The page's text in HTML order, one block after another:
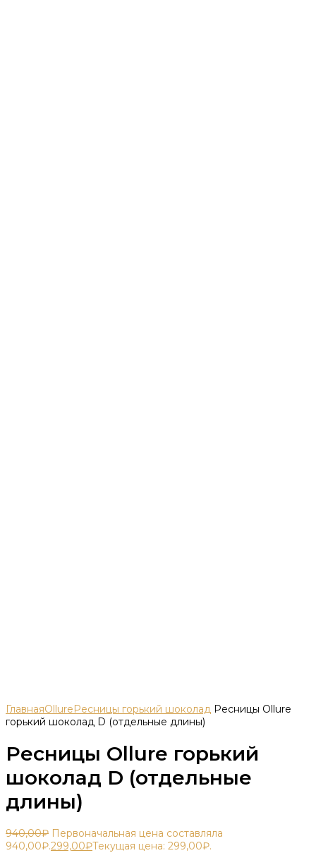
ГлавнаяOllureРесницы горький шоколад Ресницы Ollure
горький шоколад D (отдельные длины)
Ресницы Ollure горький
шоколад D (отдельные
длины)
940,00₽ Первоначальная цена составляла
940,00₽.299,00₽Текущая цена: 299,00₽.